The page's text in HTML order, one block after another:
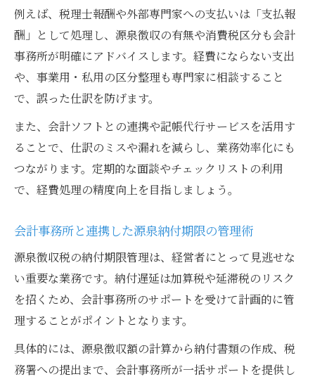
例えば、税理士報酬や外部専門家への支払いは「支払報
酬」として処理し、源泉徴収の有無や消費税区分も会計
事務所が明確にアドバイスします。経費にならない支出
や、事業用・私用の区分整理も専門家に相談すること
で、誤った仕訳を防げます。
また、会計ソフトとの連携や記帳代行サービスを活用す
ることで、仕訳のミスや漏れを減らし、業務効率化にも
つながります。定期的な面談やチェックリストの利用
で、経費処理の精度向上を目指しましょう。
会計事務所と連携した源泉納付期限の管理術
源泉徴収税の納付期限管理は、経営者にとって見逃せな
い重要な業務です。納付遅延は加算税や延滞税のリスク
を招くため、会計事務所のサポートを受けて計画的に管
理することがポイントとなります。
具体的には、源泉徴収額の計算から納付書類の作成、税
務署への提出まで、会計事務所が一括サポートを提供し